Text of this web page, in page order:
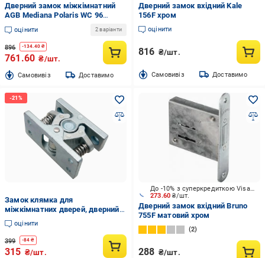
Дверний замок міжкімнатний
AGB Mediana Polaris WC 96
матовий хром
оцінити 2 варіанти
896 -134.40 ₴
761.60 ₴/шт.
Cамовивіз Доставимо
Дверний замок вхідний Kale
156F хром
оцінити
816 ₴/шт.
Cамовивіз Доставимо
Замок клямка для
міжкімнатних дверей, дверний
фіксатор металевий (Y00347)
оцінити
399 -84 ₴
315 ₴/шт.
273.60₴/шт.
До -10% з суперкредиткою Visa Вигода
Дверний замок вхідний Bruno
755F матовий хром
2
288 ₴/шт.